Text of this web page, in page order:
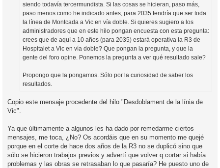
siendo todavía tercermundista. Si las cosas se hicieran, paso más,
paso menos como he indicado antes, para 2035 tendría que ser toda
la línea de Montcada a Vic en vía doble. Si quieres sugiero a los
administradores que en este hilo pongan encuesta con esta pregunta:
crees que de aquí a 10 años (para 2035) estará operativa la R3 de
Hospitalet a Vic en vía doble? Que pongan la pregunta, y que la
gente del foro opine. Ponemos la pregunta a ver qué resultado sale?
Propongo que la pongamos. Sólo por la curiosidad de saber los
resultados.
Copio este mensaje procedente del hilo "Desdoblament de la línia de
Vic".
Ya que últimamente a algunos les ha dado por remedarme ciertos
mensajes, me toca, ¿No? Os acordáis que en su momento me quejé
porque en el corte de hace dos años de la R3 no se duplicó sino que
sólo se hicieron trabajos previos y advertí que volver q cortar si había
problemas y las obras se retrasaban lo que pasaría? He puesto uno de